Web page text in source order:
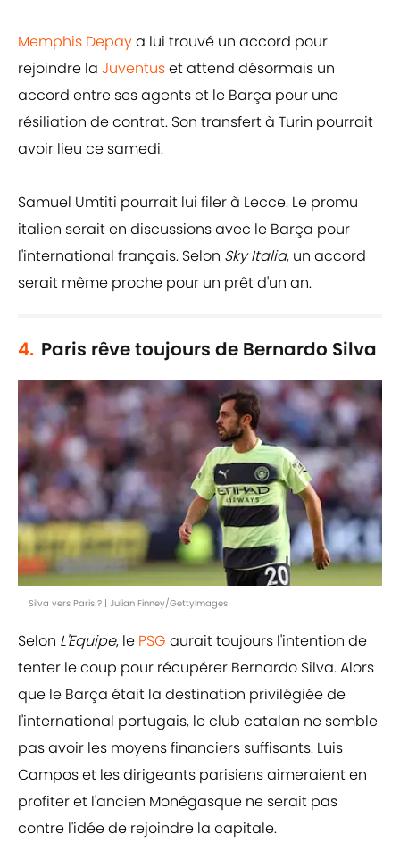
Memphis Depaya lui trouvé un accord pour
rejoindre la Juventuset attend désormais un
accord entre ses agents et le Barça pour une
résiliation de contrat. Son transfert à Turin pourrait
avoir lieu ce samedi.
Samuel Umtiti pourrait lui filer à Lecce. Le promu
italien serait en discussions avec le Barça pour
l'international français. Selon Sky Italia, un accord
serait même proche pour un prêt d'un an.
4. Paris rêve toujours de Bernardo Silva
Silva vers Paris ? | Julian Finney/GettyImages
Selon L'Equipe, le PSG aurait toujours l'intention de
tenter le coup pour récupérer Bernardo Silva. Alors
que le Barça était la destination privilégiée de
l'international portugais, le club catalan ne semble
pas avoir les moyens financiers suffisants. Luis
Campos et les dirigeants parisiens aimeraient en
profiter et l'ancien Monégasque ne serait pas
contre l'idée de rejoindre la capitale.